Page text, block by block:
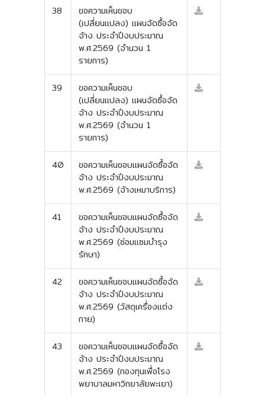
38
ขอความเห็นชอบ
(เปลี่ยนแปลง) แผนจัดซื้อจัด
จ้าง ประจำปีงบประมาณ
พ.ศ.2569 (จำนวน 1
รายการ)
39
ขอความเห็นชอบ
(เปลี่ยนแปลง) แผนจัดซื้อจัด
จ้าง ประจำปีงบประมาณ
พ.ศ.2569 (จำนวน 1
รายการ)
40
ขอความเห็นชอบแผนจัดซื้อจัด
จ้าง ประจำปีงบประมาณ
พ.ศ.2569 (จ้างเหมาบริการ)
41
ขอความเห็นชอบแผนจัดซื้อจัด
จ้าง ประจำปีงบประมาณ
พ.ศ.2569 (ซ่อมแซมบำรุง
รักษา)
42
ขอความเห็นชอบแผนจัดซื้อจัด
จ้าง ประจำปีงบประมาณ
พ.ศ.2569 (วัสดุเครื่องแต่ง
กาย)
43
ขอความเห็นชอบแผนจัดซื้อจัด
จ้าง ประจำปีงบประมาณ
พ.ศ.2569 (กองทุนเพื่อโรง
พยาบาลมหาวิทยาลัยพะเยา)